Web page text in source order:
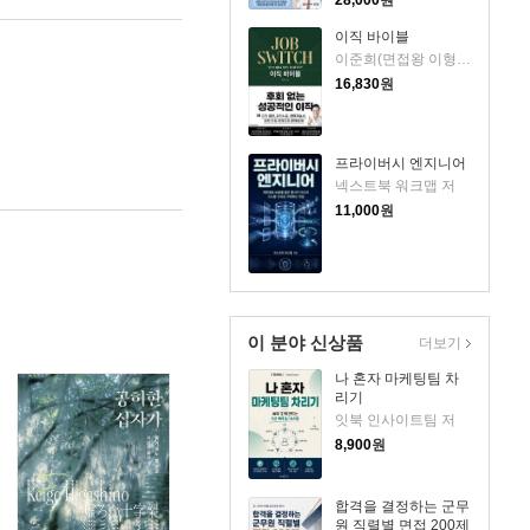
이직 바이블
이준희(면접왕 이형) 저
16,830원
프라이버시 엔지니어
넥스트북 워크맵 저
11,000원
이 분야 신상품
나 혼자 마케팅팀 차
리기
잇북 인사이트팀 저
8,900원
합격을 결정하는 군무
원 직렬별 면접 200제
더보기